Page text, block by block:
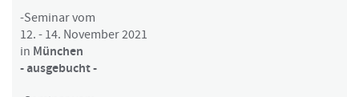
-Seminar vom
12. - 14. November 2021
in München
- ausgebucht -